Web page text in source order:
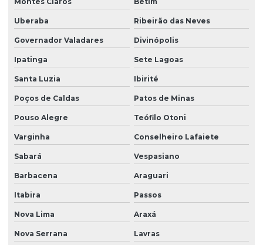
Uberaba Ribeirão das Neves
Governador Valadares Divinópolis
Ipatinga Sete Lagoas
Santa Luzia Ibirité
Poços de Caldas Patos de Minas
Pouso Alegre Teófilo Otoni
Varginha Conselheiro Lafaiete
Sabará Vespasiano
Barbacena Araguari
Itabira Passos
Nova Lima Araxá
Nova Serrana Lavras